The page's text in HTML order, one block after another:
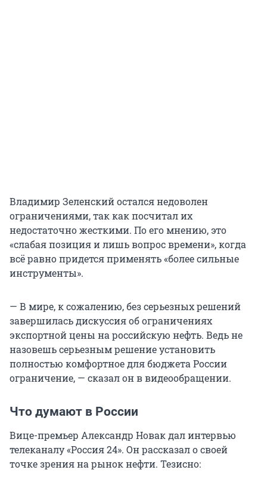
Владимир Зеленский остался недоволен
ограничениями, так как посчитал их
недостаточно жесткими. По его мнению, это
«слабая позиция и лишь вопрос времени», когда
всё равно придется применять «более сильные
инструменты».
— В мире, к сожалению, без серьезных решений
завершилась дискуссия об ограничениях
экспортной цены на российскую нефть. Ведь не
назовешь серьезным решение установить
полностью комфортное для бюджета России
ограничение, — сказал он в видеообращении.
Что думают в России
Вице-премьер Александр Новак дал интервью
телеканалу «Россия 24». Он рассказал о своей
точке зрения на рынок нефти. Тезисно: